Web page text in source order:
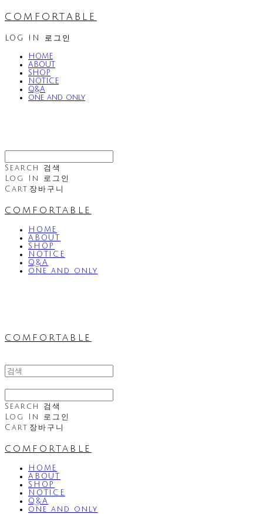
comfortable
LOG IN 로그인
HOME
ABOUT
SHOP
NOTICE
Q&A
one and only
Search
검색
Log In
로그인
Cart 장바구니
comfortable
HOME
ABOUT
SHOP
NOTICE
Q&A
one and only
comfortable
Search
검색
Log In
로그인
Cart 장바구니
comfortable
HOME
ABOUT
SHOP
NOTICE
Q&A
one and only